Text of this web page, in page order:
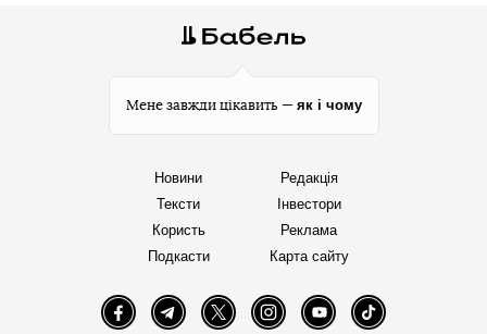
Мене завжди цікавить — як і чому
Новини
Тексти
Користь
Подкасти
Редакція
Інвестори
Реклама
Карта сайту
FacebookTelegramTwitter InstagramYouTube TikTok